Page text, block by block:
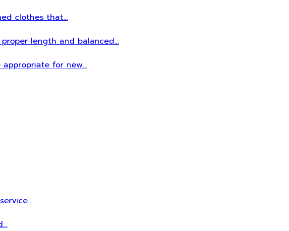
clothes that…
length and balanced…
appropriate for new…